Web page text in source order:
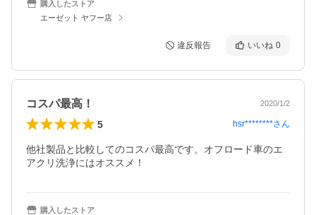
購入したストア
エーゼット ヤフー店
違反報告 いいね 0
コスパ最高！ 2020/1/2
5 hsr********さん
他社製品と比較してのコスパ最高です。オフロード車のエ
アクリ洗浄にはオススメ！
購入したストア